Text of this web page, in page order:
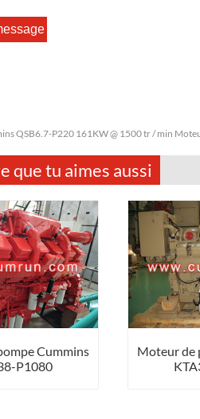
QSB6.7-P220 161KW @ 1500 tr / min
que tu aimes aussi
Cummins
P1080
Moteur de